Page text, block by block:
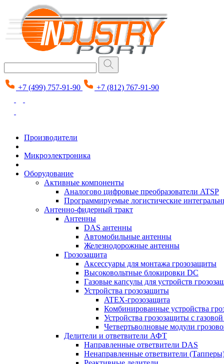
+7 (499) 757-91-90 +7 (812) 767-91-90
Производители
Микроэлектроника
Оборудование
Активные компоненты
Аналогово цифровые преобразователи ATSP
Программируемые логистические
Антенно-фидерный тракт
Антенны
DAS антенны
Автомобильные антенны
Железнодорожные антенны
Грозозащита
Аксессуары для монтажа грозозащиты
Высоковольтные блокировки DC
Газовые капсулы для устройств
Устройства грозозащиты
ATEX-грозозащита
Комбинированные устройства
Устройства грозозащиты с
Четвертьволновые модули
Делители и ответвители АФТ
Направленные ответвители DAS
Ненаправленные ответвители